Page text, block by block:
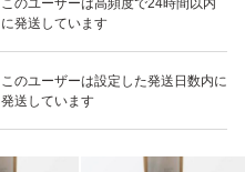
このユーザーは高頻度で24時間以内
に発送しています
このユーザーは設定した発送日数内に
発送しています
いいね！
3,100